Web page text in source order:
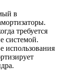
в
требуется
системой.
использования